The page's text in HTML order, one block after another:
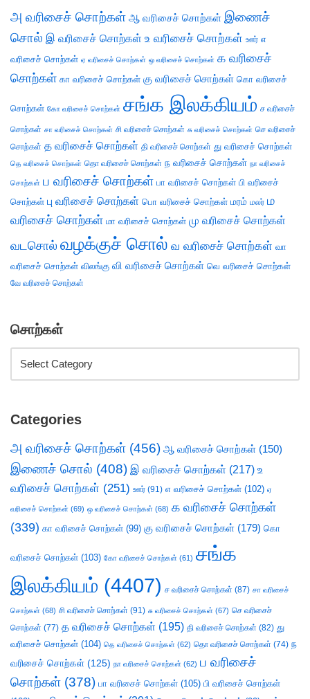
அ வரிசைச் சொற்கள் ஆ வரிசைச் சொற்கள் இணைச்
சொல் இ வரிசைச் சொற்கள் உ வரிசைச் சொற்கள் ஊர் எ
வரிசைச் சொற்கள் ஏ வரிசைச் சொற்கள் ஒ வரிசைச் சொற்கள் க வரிசைச்
சொற்கள் கா வரிசைச் சொற்கள் கு வரிசைச் சொற்கள் கொ வரிசைச்
சொற்கள் கோ வரிசைச் சொற்கள் சங்க இலக்கியம் ச வரிசைச்
சொற்கள் சா வரிசைச் சொற்கள் சி வரிசைச் சொற்கள் சு வரிசைச் சொற்கள் செ வரிசைச்
சொற்கள் த வரிசைச் சொற்கள் தி வரிசைச் சொற்கள் து வரிசைச் சொற்கள்
தெ வரிசைச் சொற்கள் தொ வரிசைச் சொற்கள் ந வரிசைச் சொற்கள் நா வரிசைச்
சொற்கள் ப வரிசைச் சொற்கள் பா வரிசைச் சொற்கள் பி வரிசைச்
சொற்கள் பு வரிசைச் சொற்கள் பொ வரிசைச் சொற்கள் மரம் மலர் ம
வரிசைச் சொற்கள் மா வரிசைச் சொற்கள் மு வரிசைச் சொற்கள்
வடசொல் வழக்குச் சொல் வ வரிசைச் சொற்கள் வா
வரிசைச் சொற்கள் விலங்கு வி வரிசைச் சொற்கள் வெ வரிசைச் சொற்கள்
வே வரிசைச் சொற்கள்
சொற்கள்
Categories
அ வரிசைச் சொற்கள் (456) ஆ வரிசைச் சொற்கள் (150)
இணைச் சொல் (408) இ வரிசைச் சொற்கள் (217) உ
வரிசைச் சொற்கள் (251) ஊர் (91) எ வரிசைச் சொற்கள் (102) ஏ
வரிசைச் சொற்கள் (69) ஒ வரிசைச் சொற்கள் (68) க வரிசைச் சொற்கள்
(339) கா வரிசைச் சொற்கள் (99) கு வரிசைச் சொற்கள் (179) கொ
வரிசைச் சொற்கள் (103) கோ வரிசைச் சொற்கள் (61) சங்க
இலக்கியம் (4407) ச வரிசைச் சொற்கள் (87) சா வரிசைச்
சொற்கள் (68) சி வரிசைச் சொற்கள் (91) சு வரிசைச் சொற்கள் (67) செ வரிசைச்
சொற்கள் (77) த வரிசைச் சொற்கள் (195) தி வரிசைச் சொற்கள் (82) து
வரிசைச் சொற்கள் (104) தெ வரிசைச் சொற்கள் (62) தொ வரிசைச் சொற்கள் (74) ந
வரிசைச் சொற்கள் (125) நா வரிசைச் சொற்கள் (62) ப வரிசைச்
சொற்கள் (378) பா வரிசைச் சொற்கள் (105) பி வரிசைச் சொற்கள்